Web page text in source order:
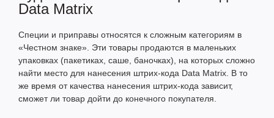
Data Matrix
Специи и приправы относятся к сложным категориям в
«Честном знаке». Эти товары продаются в маленьких
упаковках (пакетиках, саше, баночках), на которых сложно
найти место для нанесения штрих-кода Data Matrix. В то
же время от качества нанесения штрих-кода зависит,
сможет ли товар дойти до конечного покупателя.